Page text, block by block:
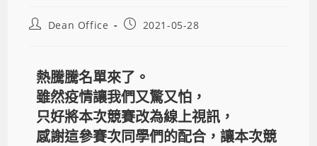
Dean Office 2021-05-28
熱騰騰名單來了。
雖然疫情讓我們又驚又怕，
只好將本次競賽改為線上視訊，
感謝這參賽次同學們的配合，讓本次競